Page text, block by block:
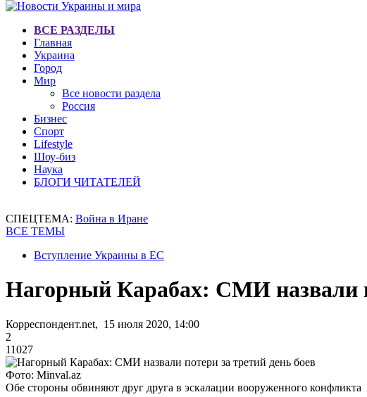
ВСЕ РАЗДЕЛЫ
Главная
Украина
Город
Мир
Все новости раздела
Россия
Бизнес
Спорт
Lifestyle
Шоу-биз
Наука
БЛОГИ ЧИТАТЕЛЕЙ
СПЕЦТЕМА: Война в Иране
ВСЕ ТЕМЫ
Вступление Украины в ЕС
Нагорный Карабах: СМИ назвали
Корреспондент.net, 15 июля 2020, 14:00
2
11027
Фото: Minval.az
Обе стороны обвиняют друг друга в эскалации вооруженного конфликта